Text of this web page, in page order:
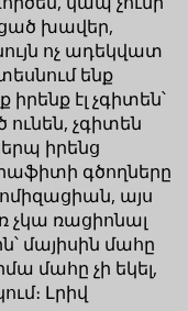
խավեր,
ոչ ադեկվատ
ենք
էլ չգիտեն՝
ունեն, չգիտեն
իրենց
գծողները
այս
չկա ռացիոնալ
մայիսին մահը
մահը չի եկել,
Լրիվ